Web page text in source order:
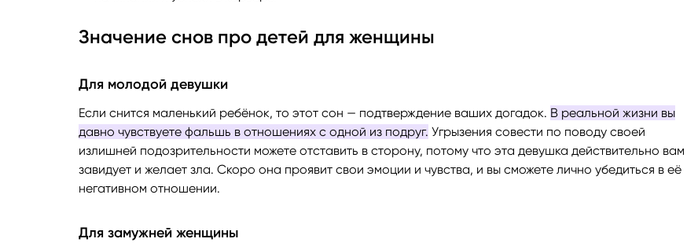
Значение снов про детей для женщины
Для молодой девушки
Если снится маленький ребёнок, то этот сон — подтверждение ваших догадок. В реальной жизни вы
давно чувствуете фальшь в отношениях с одной из подруг. Угрызения совести по поводу своей
излишней подозрительности можете отставить в сторону, потому что эта девушка действительно вам
завидует и желает зла. Скоро она проявит свои эмоции и чувства, и вы сможете лично убедиться в её
негативном отношении.
Для замужней женщины